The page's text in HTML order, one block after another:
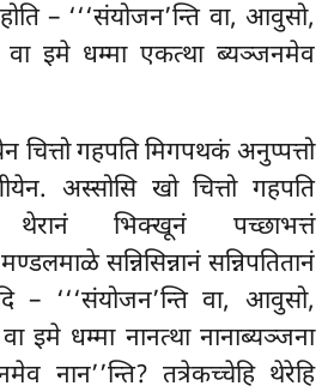
– ‘‘‘संयोजन’न्ति वा, आवुसो,
वा इमे धम्मा एकत्था ब्यञ्जनमेव
गहपति मिगपथकं अनुप्पत्तो
अस्सोसि खो चित्तो गहपति
भिक्खूनं पच्छाभत्तं
सन्निसिन्नानं सन्निपतितानं
– ‘‘‘संयोजन’न्ति वा, आवुसो,
इमे धम्मा नानत्था नानाब्यञ्जना
नान’’न्ति? तत्रेकच्चेहि थेरेहि